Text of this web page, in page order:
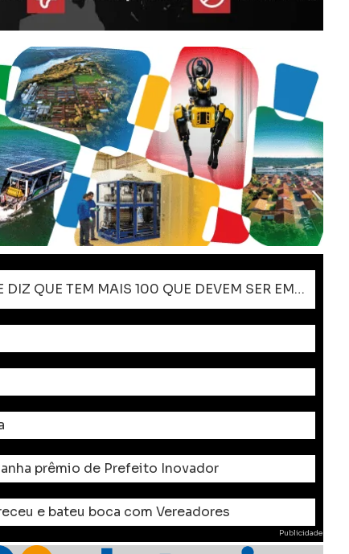
VEJA: RODOLFO SAI COMEMORANDO EMPRÉSTIMO DOS 30 MILHÕES, E DIZ QUE TEM MAIS 100 QUE DEVEM SER EMPRESTADOS
prêmio de Prefeito Inovador
e bateu boca com Vereadores
Publicidade